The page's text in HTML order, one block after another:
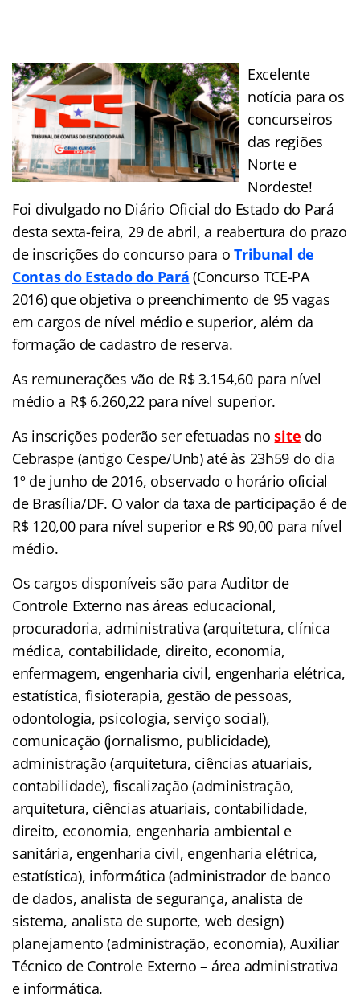
Excelente
notícia para os
concurseiros
das regiões
Norte e
Nordeste!
Foi divulgado no Diário Oficial do Estado do Pará
desta sexta-feira, 29 de abril, a reabertura do prazo
de inscrições do concurso para oTribunal de
Contas do Estado do Pará (Concurso TCE-PA
2016) que objetiva o preenchimento de 95 vagas
em cargos de nível médio e superior, além da
formação de cadastro de reserva.
As remunerações vão de R$ 3.154,60 para nível
médio a R$ 6.260,22 para nível superior.
As inscrições poderão ser efetuadas nosite do
Cebraspe (antigo Cespe/Unb) até às 23h59 do dia
1º de junho de 2016, observado o horário oficial
de Brasília/DF. O valor da taxa de participação é de
R$ 120,00 para nível superior e R$ 90,00 para nível
médio.
Os cargos disponíveis são para Auditor de
Controle Externo nas áreas educacional,
procuradoria, administrativa (arquitetura, clínica
médica, contabilidade, direito, economia,
enfermagem, engenharia civil, engenharia elétrica,
estatística, fisioterapia, gestão de pessoas,
odontologia, psicologia, serviço social),
comunicação (jornalismo, publicidade),
administração (arquitetura, ciências atuariais,
contabilidade), fiscalização (administração,
arquitetura, ciências atuariais, contabilidade,
direito, economia, engenharia ambiental e
sanitária, engenharia civil, engenharia elétrica,
estatística), informática (administrador de banco
de dados, analista de segurança, analista de
sistema, analista de suporte, web design)
planejamento (administração, economia), Auxiliar
Técnico de Controle Externo – área administrativa
e informática.